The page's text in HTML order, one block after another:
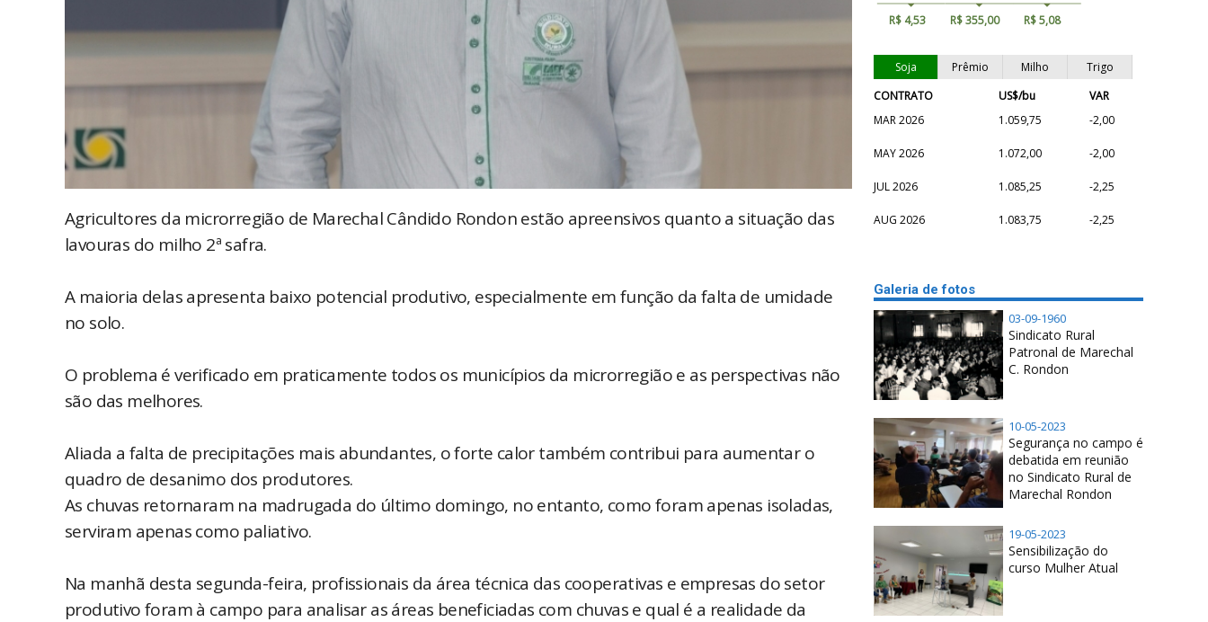
Agricultores da microrregião de Marechal Cândido Rondon estão apreensivos quanto a situação das
lavouras do milho 2ª safra.
A maioria delas apresenta baixo potencial produtivo, especialmente em função da falta de umidade
no solo.
O problema é verificado em praticamente todos os municípios da microrregião e as perspectivas não
são das melhores.
Aliada a falta de precipitações mais abundantes, o forte calor também contribui para aumentar o
quadro de desanimo dos produtores.
As chuvas retornaram na madrugada do último domingo, no entanto, como foram apenas isoladas,
serviram apenas como paliativo.
Na manhã desta segunda-feira, profissionais da área técnica das cooperativas e empresas do setor
produtivo foram à campo para analisar as áreas beneficiadas com chuvas e qual é a realidade da
R$ 4,53 R$ 355,00 R$ 5,08
Soja Prêmio Milho
Trigo
CONTRATO
US$/bu
VAR
MAR 2026
1.059,75 -2,00
MAY 2026 1.072,00 -2,00
JUL 2026 1.085,25 -2,25
AUG 2026 1.083,75 -2,25
Galeria de fotos
03-09-1960
Sindicato Rural
Patronal de Marechal
C. Rondon
10-05-2023
Segurança no campo é
debatida em reunião
no Sindicato Rural de
Marechal Rondon
19-05-2023
Sensibilização do
curso Mulher Atual